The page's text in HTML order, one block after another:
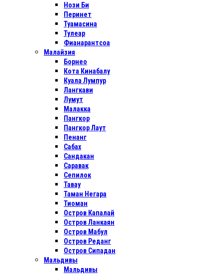
Нози Би
Перинет
Туамасина
Тулеар
Фианарантсоа
Малайзия
Борнео
Кота Кинабалу
Куала Лумпур
Лангкави
Лумут
Малакка
Пангкор
Пангкор Лаут
Пенанг
Сабах
Сандакан
Саравак
Сепилок
Тавау
Таман Негара
Тиоман
Остров Капалай
Остров Ланкаян
Остров Мабул
Остров Реданг
Остров Сипадан
Мальдивы
Мальдивы